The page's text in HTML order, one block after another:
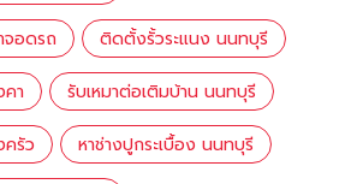
จอดรถ ติดตั้งรั้วระแนง นนทบุรี
า รับเหมาต่อเติมบ้าน นนทบุรี
ครัว หาช่างปูกระเบื้อง นนทบุรี